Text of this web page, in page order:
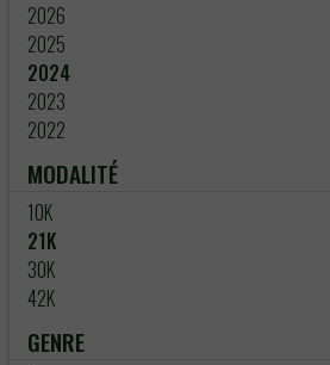
2026
2025
2024
2023
2022
MODALITÉ
10K
21K
30K
42K
GENRE